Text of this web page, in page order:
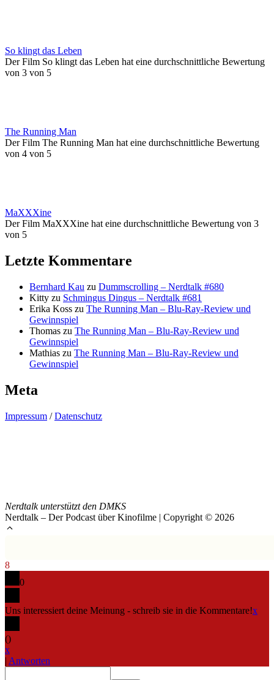
So klingt das Leben
Der Film So klingt das Leben hat eine durchschnittliche Bewertung
von 3 von 5
The Running Man
Der Film The Running Man hat eine durchschnittliche Bewertung
von 4 von 5
MaXXXine
Der Film MaXXXine hat eine durchschnittliche Bewertung von 3
von 5
Letzte Kommentare
Bernhard Kau zu Dummscrolling – Nerdtalk #680
Kitty zu Schmingus Dingus – Nerdtalk #681
Erika Koss zu The Running Man – Blu-Ray-Review und
Gewinnspiel
Thomas zu The Running Man – Blu-Ray-Review und
Gewinnspiel
Mathias zu The Running Man – Blu-Ray-Review und
Gewinnspiel
Meta
Impressum /Datenschutz
Nerdtalk unterstützt den DMKS
Nerdtalk – Der Podcast über Kinofilme | Copyright © 2026
8
0
Uns interessiert deine Meinung - schreib sie in die Kommentare!x
()
x
| Antworten